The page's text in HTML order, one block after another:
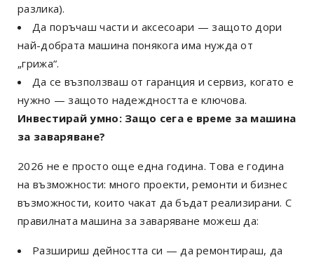
разлика).
Да поръчаш части и аксесоари — защото дори
най-добрата машина понякога има нужда от
„грижа“.
Да се възползваш от гаранция и сервиз, когато е
нужно — защото надеждността е ключова.
Инвестирай умно: Защо сега е време за машина
за заваряване?
2026 не е просто още една година. Това е година
на възможности: много проекти, ремонти и бизнес
възможности, които чакат да бъдат реализирани. С
правилната машина за заваряване можеш да:
Разшириш дейността си — да ремонтираш, да